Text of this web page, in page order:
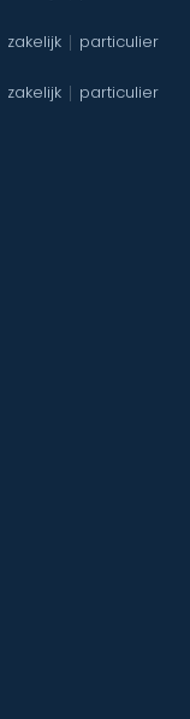
zakelijk | particulier
zakelijk | particulier